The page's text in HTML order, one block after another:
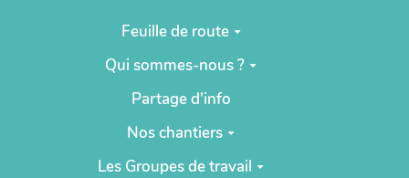
Aller au contenu principal
Feuille de route
Qui sommes-nous ?
Partage d'info
Nos chantiers
Les Groupes de travail